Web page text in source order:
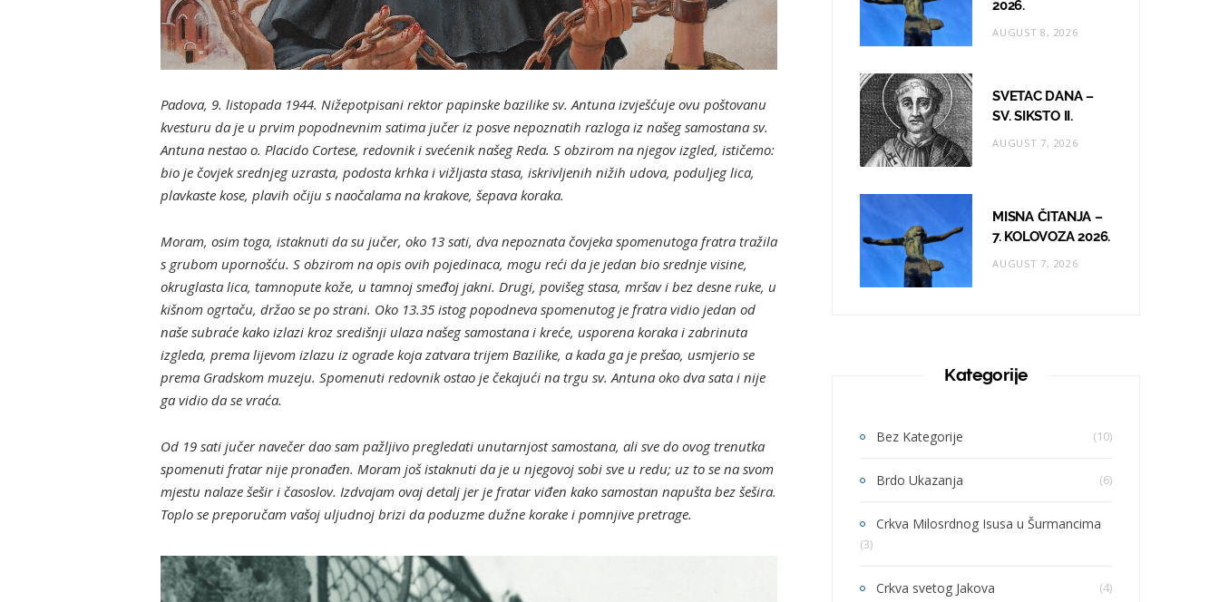
Padova, 9. listopada 1944. Nižepotpisani rektor papinske bazilike sv. Antuna izvješćuje ovu poštovanu
kvesturu da je u prvim popodnevnim satima jučer iz posve nepoznatih razloga iz našeg samostana sv.
Antuna nestao o. Placido Cortese, redovnik i svećenik našeg Reda. S obzirom na njegov izgled, ističemo:
bio je čovjek srednjeg uzrasta, podosta krhka i vižljasta stasa, iskrivljenih nižih udova, poduljeg lica,
plavkaste kose, plavih očiju s naočalama na krakove, šepava koraka.
Moram, osim toga, istaknuti da su jučer, oko 13 sati, dva nepoznata čovjeka spomenutoga fratra tražila
s grubom upornošću. S obzirom na opis ovih pojedinaca, mogu reći da je jedan bio srednje visine,
okruglasta lica, tamnopute kože, u tamnoj smeđoj jakni. Drugi, povišeg stasa, mršav i bez desne ruke, u
kišnom ogrtaču, držao se po strani. Oko 13.35 istog popodneva spomenutog je fratra vidio jedan od
naše subraće kako izlazi kroz središnji ulaza našeg samostana i kreće, usporena koraka i zabrinuta
izgleda, prema lijevom izlazu iz ograde koja zatvara trijem Bazilike, a kada ga je prešao, usmjerio se
prema Gradskom muzeju. Spomenuti redovnik ostao je čekajući na trgu sv. Antuna oko dva sata i nije
ga vidio da se vraća.
Od 19 sati jučer navečer dao sam pažljivo pregledati unutarnjost samostana, ali sve do ovog trenutka
spomenuti fratar nije pronađen. Moram još istaknuti da je u njegovoj sobi sve u redu; uz to se na svom
mjestu nalaze šešir i časoslov. Izdvajam ovaj detalj jer je fratar viđen kako samostan napušta bez šešira.
Toplo se preporučam vašoj uljudnoj brizi da poduzme dužne korake i pomnjive pretrage.
2026.
AUGUST 8, 2026
SVETAC DANA –
SV. SIKSTO II.
AUGUST 7, 2026
MISNA ČITANJA –
7. KOLOVOZA 2026.
AUGUST 7, 2026
Kategorije
Bez Kategorije (10)
Brdo Ukazanja (6)
Crkva Milosrdnog Isusa u Šurmancima
(3)
Crkva svetog Jakova (4)